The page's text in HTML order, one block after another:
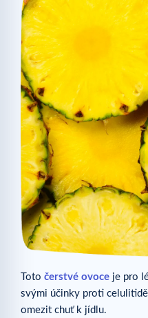
Toto čerstvé ovoce je pro
svými účinky proti
omezit chuť k jídlu.